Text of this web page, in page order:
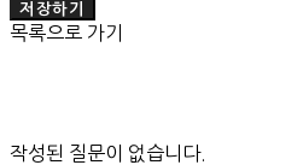
저장하기
목록으로 가기
작성된 질문이 없습니다.